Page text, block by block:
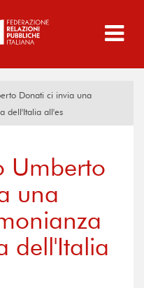
Donati ci invia una
dell'Italia all'es
Umberto
una
dell'Italia